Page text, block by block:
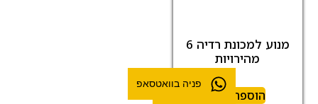
מנוע למכונת רדיה 6
מהירויות
הוספה לסל
פניה בוואטסאפ